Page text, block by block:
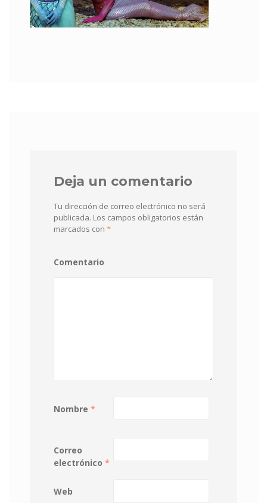
Deja un comentario
Tu dirección de correo electrónico no será
publicada. Los campos obligatorios están
marcados con *
Comentario
Nombre *
Correo
electrónico *
Web